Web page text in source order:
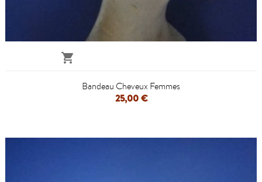

Bandeau Cheveux Femmes
25,00 €